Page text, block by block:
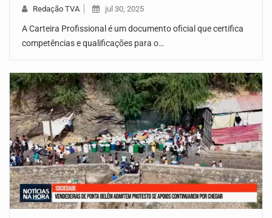
Redação TVA jul 30, 2025
A Carteira Profissional é um documento oficial que certifica
competências e qualificações para o…